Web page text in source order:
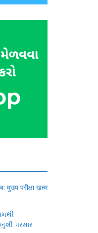
मुख्य परीक्षा खत्म
પરમાર